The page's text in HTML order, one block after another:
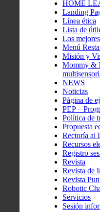
HOME
Landing
Línea ética
Lista de
Los
Menú
Misión y
Mommy &
NEWS
Noticias
Página de
PEP –
Política de
Propuesta
Rectoría al
Recursos
Registro
Revista
Revista de
Revista
Robotic
Servicios
Sesión